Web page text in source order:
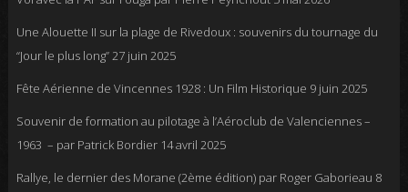
Une Alouette II sur la plage de Rivedoux : souvenirs du tournage du
“Jour le plus long”27 juin 2025
Fête Aérienne de Vincennes 1928 : Un Film Historique 9 juin 2025
Souvenir de formation au pilotage à l’Aéroclub de Valenciennes –
1963 – par Patrick Bordier 14 avril 2025
Rallye, le dernier des Morane (2ème édition) par Roger Gaborieau 8